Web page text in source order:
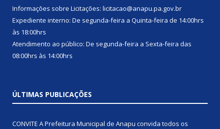
Informações sobre Licitações: licitacao@anapu.pa.gov.br
Expediente interno: De segunda-feira a Quinta-feira de 14:00hrs
às 18:00hrs
Atendimento ao público: De segunda-feira a Sexta-feira das
08:00hrs às 14:00hrs
ÚLTIMAS PUBLICAÇÕES
CONVITE A Prefeitura Municipal de Anapu convida todos os